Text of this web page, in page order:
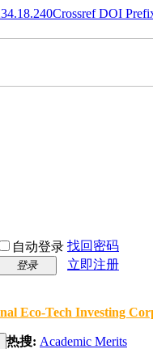
Crossref DOI
自动登录 找回密码
登录
立即注册
Eco-Tech Investing
热搜: Academic Merits